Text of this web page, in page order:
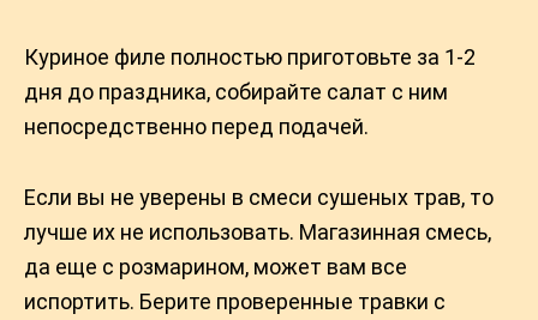
Куриное филе полностью приготовьте за 1-2
дня до праздника, собирайте салат с ним
непосредственно перед подачей.
Если вы не уверены в смеси сушеных трав, то
лучше их не использовать. Магазинная смесь,
да еще с розмарином, может вам все
испортить. Берите проверенные травки с